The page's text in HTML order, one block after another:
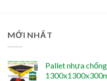
MỚI NHẤT
Pallet nhựa